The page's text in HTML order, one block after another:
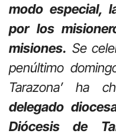
modo especial,
por los
misiones. Se
penúltimo
Tarazona’ ha
delegado
Diócesis de